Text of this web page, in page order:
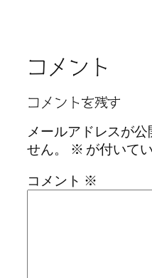
コメント
コメントを残す
メールアドレスが
せん。
※ が付いて
コメント ※